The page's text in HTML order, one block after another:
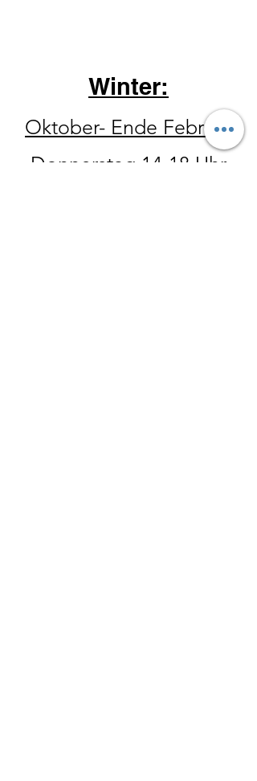
Winter:
Oktober- Ende Februar
Donnerstag 14-18 Uhr